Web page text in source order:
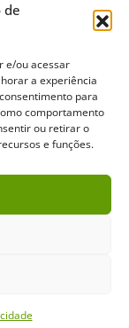
de
e/ou acessar
a experiência
para
comportamento
ou retirar o
e funções.
Todos os direitos
Serviço